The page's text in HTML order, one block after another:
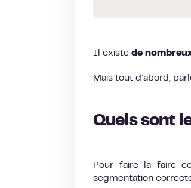
Il existe de
Mais tout d’abord,
Quels sont
Pour faire la faire
segmentation